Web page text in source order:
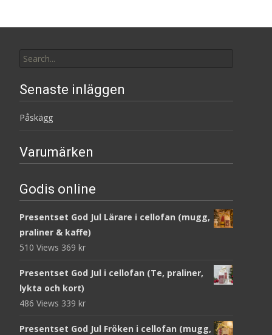
for:
Senaste inläggen
Påskägg
Varumärken
Godis online
Presentset God Jul Lärare i cellofan (mugg,
praliner & kaffe)
510 Views 369 kr
Presentset God Jul i cellofan (Te, praliner,
lykta och kort)
486 Views 339 kr
Presentset God Jul Fröken i cellofan (mugg,